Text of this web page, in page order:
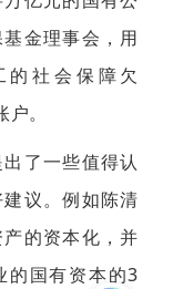
金理事会，用
社会保障欠
。
了一些值得认
议。例如陈清
的资本化，并
的国有资本的3